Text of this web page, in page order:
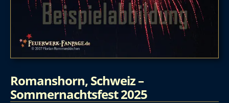
Romanshorn, Schweiz –
Sommernachtsfest 2025